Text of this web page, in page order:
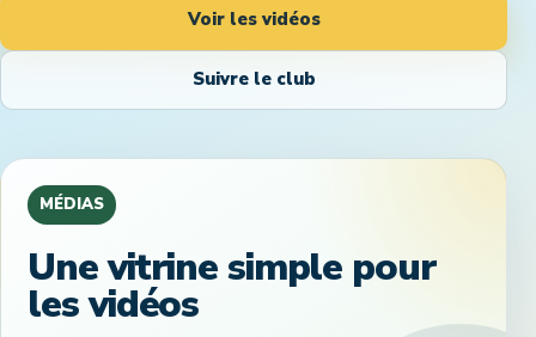
Voir les vidéos
Suivre le club
MÉDIAS
Une vitrine simple pour
les vidéos